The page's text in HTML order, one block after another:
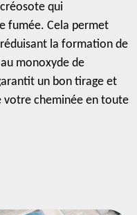
qui
fumée. Cela permet
la formation de
monoxyde de
un bon tirage et
votre cheminée en toute